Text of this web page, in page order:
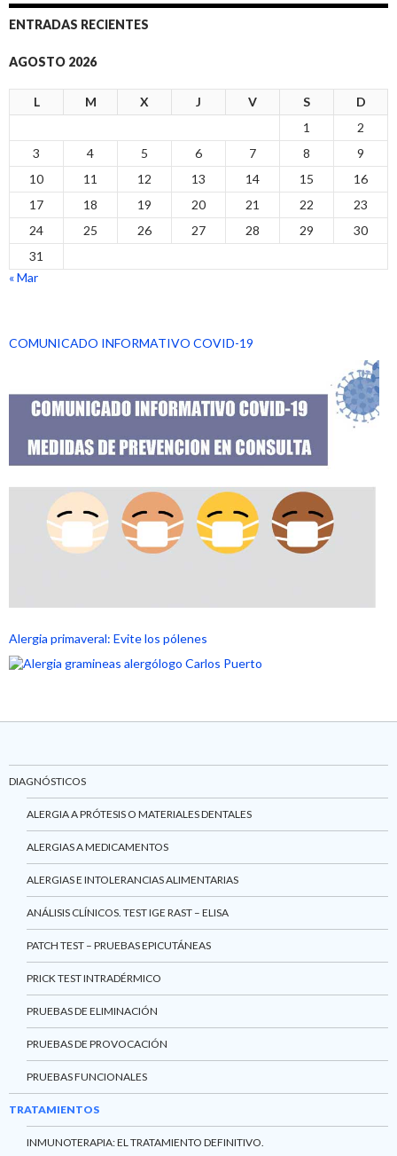
ENTRADAS RECIENTES
AGOSTO 2026
L M X J V S
D
1
2
3
4 5 6 7 8
9
10
11 12 13 14 15
16
17
18 19 20 21 22
23
24
25 26 27 28 29
30
31
« Mar
COMUNICADO INFORMATIVO COVID-19
Alergia primaveral: Evite los pólenes
DIAGNÓSTICOS
ALERGIA A PRÓTESIS O MATERIALES DENTALES
ALERGIAS A MEDICAMENTOS
ALERGIAS E INTOLERANCIAS ALIMENTARIAS
ANÁLISIS CLÍNICOS. TEST IGE RAST – ELISA
PATCH TEST – PRUEBAS EPICUTÁNEAS
PRICK TEST INTRADÉRMICO
PRUEBAS DE ELIMINACIÓN
PRUEBAS DE PROVOCACIÓN
PRUEBAS FUNCIONALES
TRATAMIENTOS
INMUNOTERAPIA: EL TRATAMIENTO DEFINITIVO.